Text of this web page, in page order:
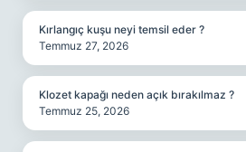
Kırlangıç kuşu neyi temsil eder ?
Temmuz 27, 2026
Klozet kapağı neden açık bırakılmaz ?
Temmuz 25, 2026